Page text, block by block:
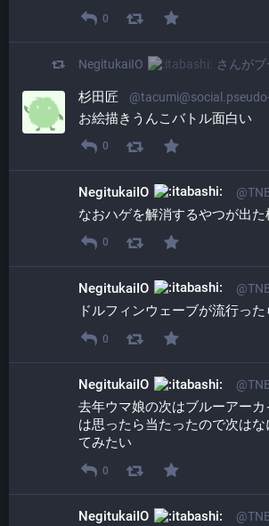
0
NegitukaiIO さんがブ
杉田匠 @tacumi@social.pseudo-
お絵描きうんこバトル面白い
0
NegitukaiIO
なおハゲを解消するやつが出た
0
NegitukaiIO
ドルフィンウェーブが流行った
0
NegitukaiIO
去年ウマ娘の次はブルーアー
は思ったら当たったので次はな
てみたい
0
NegitukaiIO